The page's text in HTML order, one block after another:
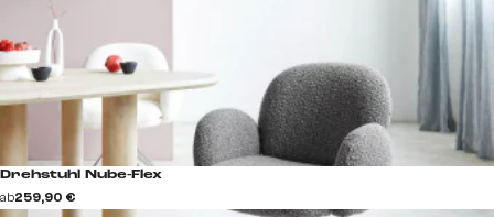
Drehstuhl Nube-Flex
ab259,90 €